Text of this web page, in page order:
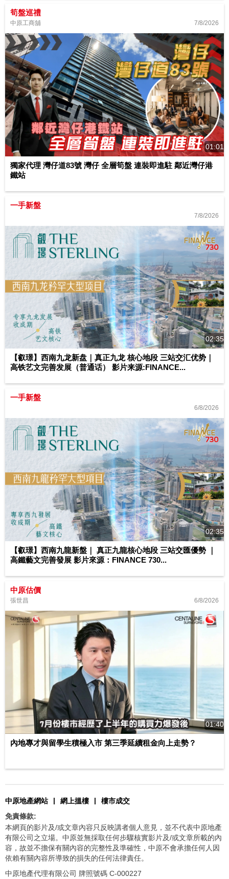
筍盤巡禮
中原工商舖 7/8/2026
01:01
獨家代理 灣仔道83號 灣仔 全層筍盤 連裝即進駐 鄰近灣仔港
鐵站
一手新盤
7/8/2026
02:35
【叡璟】西南九龙新盘｜真正九龙 核心地段 三站交汇优势｜
高铁艺文完善发展（普通话） 影片来源:FINANCE...
一手新盤
6/8/2026
02:35
【叡璟】西南九龍新盤｜ 真正九龍核心地段 三站交匯優勢 ｜
高鐵藝文完善發展 影片來源：FINANCE 730...
中原估價
張世昌 6/8/2026
01:40
內地專才與留學生積極入市 第三季延續租金向上走勢？
中原地產網站 | 網上搵樓 |
樓市成交
免責條款:
本網頁的影片及/或文章內容只反映講者個人意見，並不代表中原地產
有限公司之立場。中原並無採取任何步驟核實影片及/或文章所載的內
容，故並不擔保有關內容的完整性及準確性，中原不會承擔任何人因
依賴有關內容所導致的損失的任何法律責任。
中原地產代理有限公司 牌照號碼 C-000227